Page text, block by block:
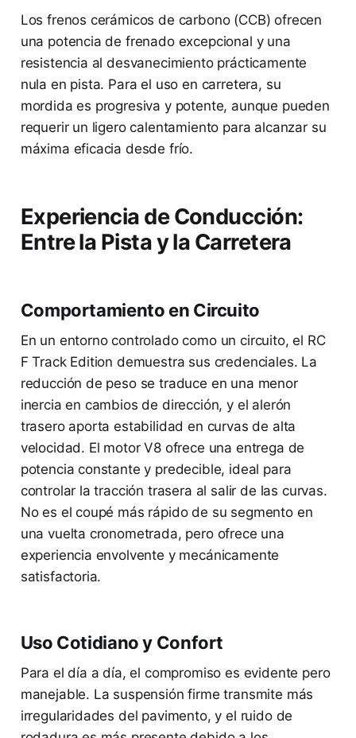
Los frenos cerámicos de carbono (CCB) ofrecen
una potencia de frenado excepcional y una
resistencia al desvanecimiento prácticamente
nula en pista. Para el uso en carretera, su
mordida es progresiva y potente, aunque pueden
requerir un ligero calentamiento para alcanzar su
máxima eficacia desde frío.
Experiencia de Conducción:
Entre la Pista y la Carretera
Comportamiento en Circuito
En un entorno controlado como un circuito, el RC
F Track Edition demuestra sus credenciales. La
reducción de peso se traduce en una menor
inercia en cambios de dirección, y el alerón
trasero aporta estabilidad en curvas de alta
velocidad. El motor V8 ofrece una entrega de
potencia constante y predecible, ideal para
controlar la tracción trasera al salir de las curvas.
No es el coupé más rápido de su segmento en
una vuelta cronometrada, pero ofrece una
experiencia envolvente y mecánicamente
satisfactoria.
Uso Cotidiano y Confort
Para el día a día, el compromiso es evidente pero
manejable. La suspensión firme transmite más
irregularidades del pavimento, y el ruido de